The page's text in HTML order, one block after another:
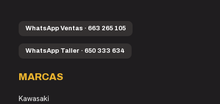
WhatsApp Ventas · 663 265 105
WhatsApp Taller · 650 333 634
MARCAS
Kawasaki